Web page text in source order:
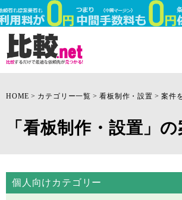
HOME カテゴリー一覧 看板制作・設置 案件
「看板制作・設置」
個人向けカテゴリー